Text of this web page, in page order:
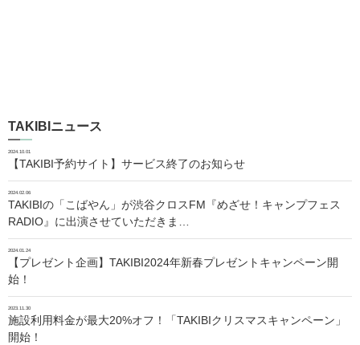
TAKIBIニュース
2024.10.01
【TAKIBI予約サイト】サービス終了のお知らせ
2024.02.06
TAKIBIの「こばやん」が渋谷クロスFM『めざせ！キャンプフェス
RADIO』に出演させていただきま…
2024.01.24
【プレゼント企画】TAKIBI2024年新春プレゼントキャンペーン開
始！
2023.11.30
施設利用料金が最大20%オフ！「TAKIBIクリスマスキャンペーン」
開始！